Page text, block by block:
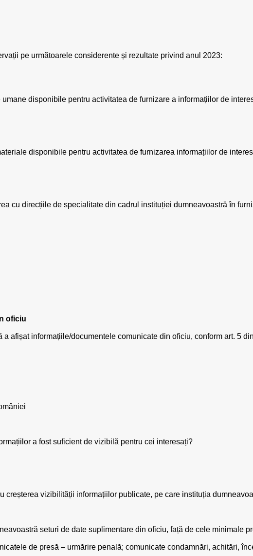
pe următoarele considerente și rezultate privind anul 2023:
disponibile pentru activitatea de furnizare a informațiilor de
disponibile pentru activitatea de furnizarea informațiilor de
cu direcțiile de specialitate din cadrul instituției dumneavoastră în
oficiu
a afișat informațiile/documentele comunicate din oficiu, conform art. 5
a fost suficient de vizibilă pentru cei interesați?
creșterea vizibilității informațiilor publicate, pe care instituția
seturi de date suplimentare din oficiu, față de cele minimale
de presă – urmărire penală; comunicate condamnări, achitări,